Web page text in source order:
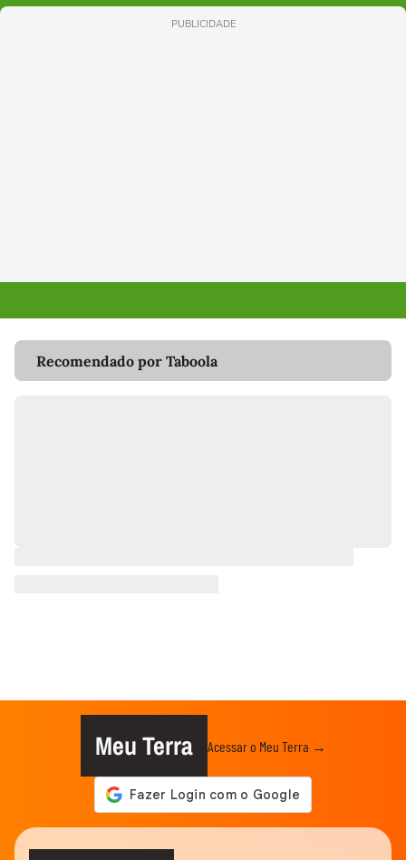
PUBLICIDADE
Recomendado por Taboola
Meu Terra Acessar o Meu Terra →